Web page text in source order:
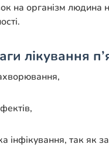
на організм людина
лікування
інфікування, так як